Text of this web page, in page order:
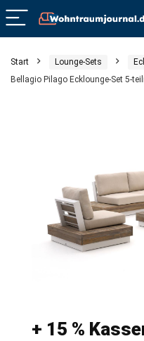
Start Lounge-Sets
Bellagio Pilago Ecklounge-Set 5-
+ 15 %